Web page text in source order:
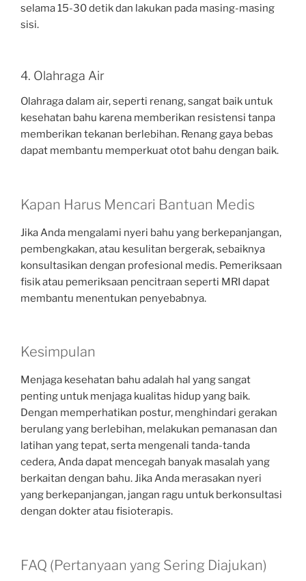
selama 15-30 detik dan lakukan pada masing-masing
sisi.
4. Olahraga Air
Olahraga dalam air, seperti renang, sangat baik untuk
kesehatan bahu karena memberikan resistensi tanpa
memberikan tekanan berlebihan. Renang gaya bebas
dapat membantu memperkuat otot bahu dengan baik.
Kapan Harus Mencari Bantuan Medis
Jika Anda mengalami nyeri bahu yang berkepanjangan,
pembengkakan, atau kesulitan bergerak, sebaiknya
konsultasikan dengan profesional medis. Pemeriksaan
fisik atau pemeriksaan pencitraan seperti MRI dapat
membantu menentukan penyebabnya.
Kesimpulan
Menjaga kesehatan bahu adalah hal yang sangat
penting untuk menjaga kualitas hidup yang baik.
Dengan memperhatikan postur, menghindari gerakan
berulang yang berlebihan, melakukan pemanasan dan
latihan yang tepat, serta mengenali tanda-tanda
cedera, Anda dapat mencegah banyak masalah yang
berkaitan dengan bahu. Jika Anda merasakan nyeri
yang berkepanjangan, jangan ragu untuk berkonsultasi
dengan dokter atau fisioterapis.
FAQ (Pertanyaan yang Sering Diajukan)